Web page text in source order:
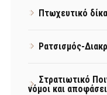
Πτωχευτικό
Ρατσισμός-
Στρατιωτικό
νόμοι και